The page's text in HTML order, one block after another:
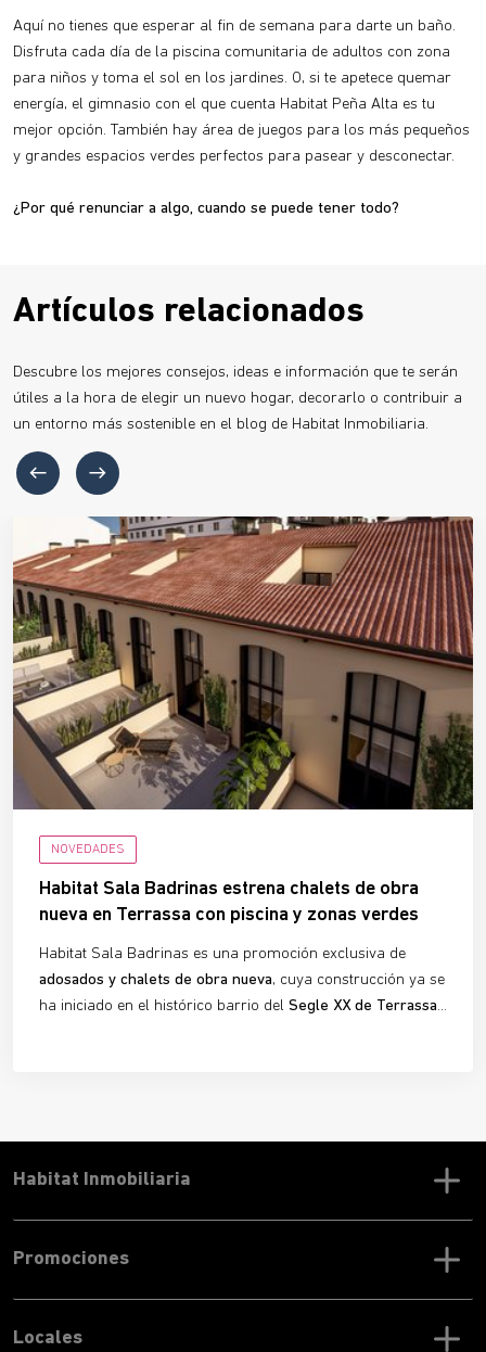
Aquí no tienes que esperar al fin de semana para darte un baño.
Disfruta cada día de la piscina comunitaria de adultos con zona
para niños y toma el sol en los jardines. O, si te apetece quemar
energía, el gimnasio con el que cuenta Habitat Peña Alta es tu
mejor opción. También hay área de juegos para los más pequeños
y grandes espacios verdes perfectos para pasear y desconectar.
¿Por qué renunciar a algo, cuando se puede tener todo?
Artículos relacionados
Descubre los mejores consejos, ideas e información que te serán
útiles a la hora de elegir un nuevo hogar, decorarlo o contribuir a
un entorno más sostenible en el blog de Habitat Inmobiliaria.
NOVEDADES
Habitat Sala Badrinas estrena chalets de obra
nueva en Terrassa con piscina y zonas verdes
Habitat Sala Badrinas es una promoción exclusiva de
adosados y chalets de obra nueva, cuya construcción ya se
ha iniciado en el histórico barrio del Segle XX de Terrassa.
Promociones
Locales
Habitat Inmobiliaria